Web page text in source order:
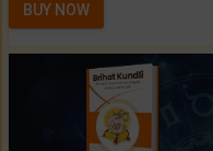
BUY NOW